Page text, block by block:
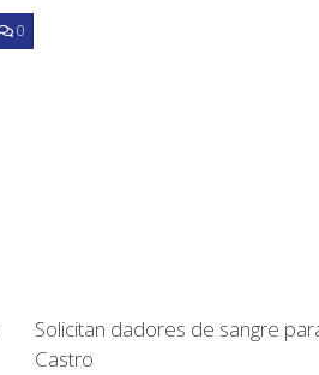
0
Solicitan dadores de sangre
Castro